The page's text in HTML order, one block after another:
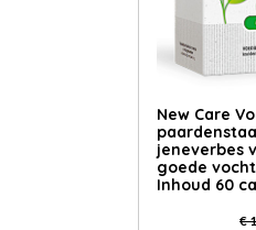
New Care
jeneverbes
goede
Inhoud 60
€